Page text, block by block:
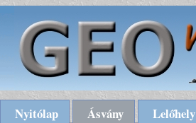
Nyitólap Ásvány Lelőhely